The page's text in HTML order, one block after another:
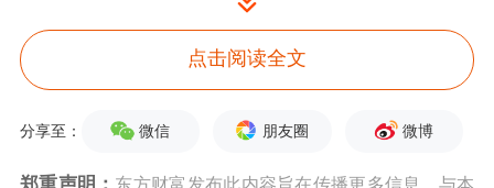
究院向瑞尔竞达发送邮件并尝试致电询
问。但截至发稿，该公司尚未回复相关
问题。
点击阅读全文
分享至： 微信 朋友圈 微博
东方财富发布此内容旨在传播更多信息，与本